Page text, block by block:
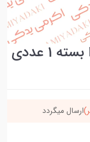
مهره چرخ عقب هوندا بسته 1 عددی
ارسال میگردد